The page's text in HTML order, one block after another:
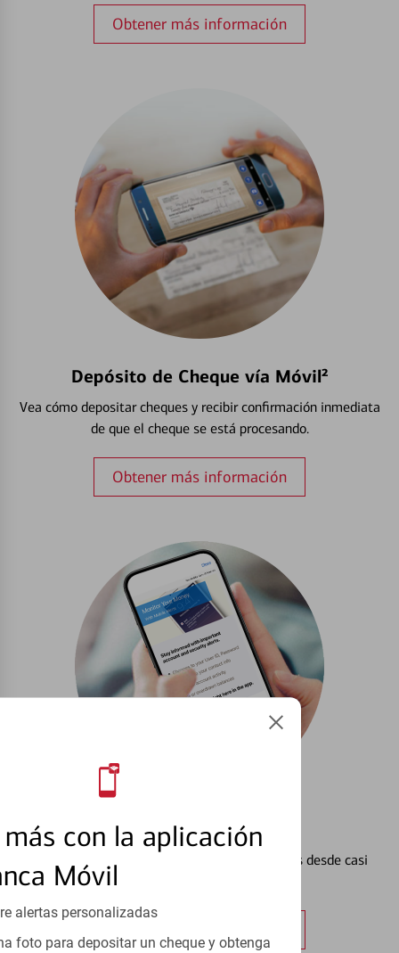
con la aplicación
Móvil
alertas personalizadas
foto para depositar un cheque y obtenga
Obtener más información
Depósito de Cheque vía Móvil²
Vea cómo depositar cheques y recibir confirmación inmediata
de que el cheque se está procesando.
Obtener más información
Configurar Alertas³
Vea cómo mantener el control de sus finanzas desde casi